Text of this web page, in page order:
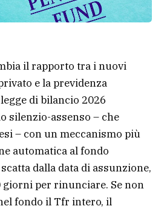
il rapporto tra i nuovi
e la previdenza
di bilancio 2026
silenzio-assenso – che
– con un meccanismo più
automatica al fondo
dalla data di assunzione,
giorni per rinunciare. Se non
fondo il Tfr intero, il